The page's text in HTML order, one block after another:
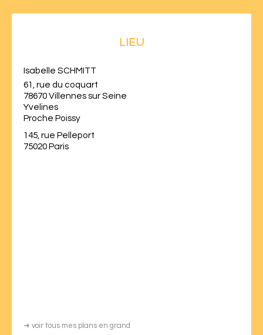
LIEU
Isabelle SCHMITT
61, rue du coquart
78670 Villennes sur Seine
Yvelines
Proche Poissy
145, rue Pelleport
75020 Paris
➜ voir tous mes plans en grand